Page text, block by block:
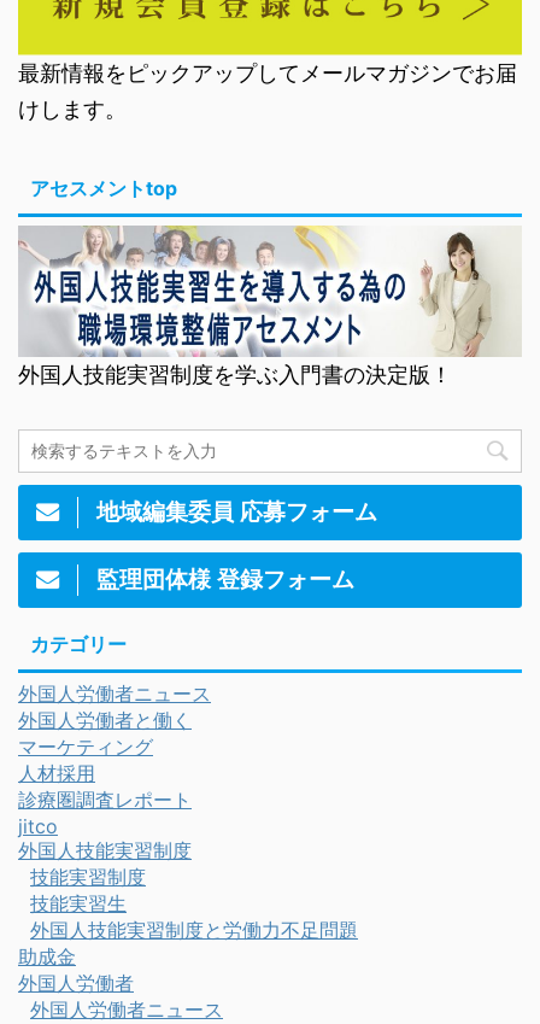
最新情報をピックアップしてメールマガジンでお届
けします。
アセスメントtop
外国人技能実習制度を学ぶ入門書の決定版！
地域編集委員 応募フォーム
監理団体様 登録フォーム
カテゴリー
外国人労働者ニュース
外国人労働者と働く
マーケティング
人材採用
診療圏調査レポート
jitco
外国人技能実習制度
技能実習制度
技能実習生
外国人技能実習制度と労働力不足問題
助成金
外国人労働者
外国人労働者ニュース